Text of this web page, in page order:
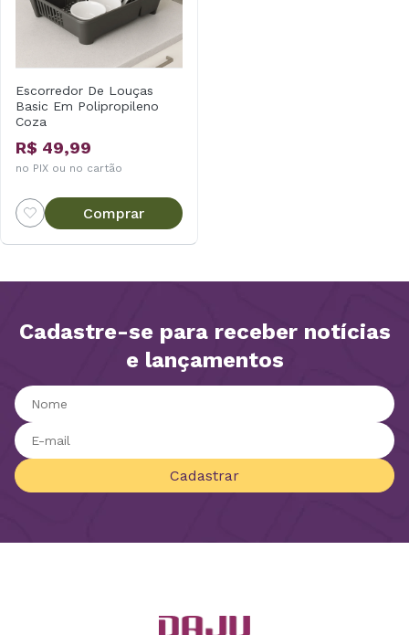
Escorredor De Louças
Basic Em Polipropileno
Coza
R$ 49,99
no PIX ou no cartão
Comprar
Cadastre-se para receber notícias
e lançamentos
Cadastrar